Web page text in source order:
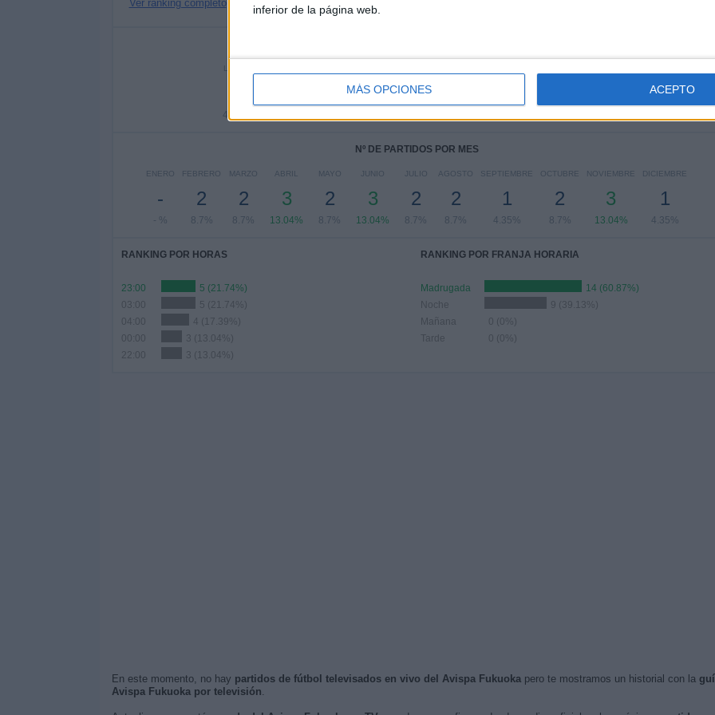
inferior de la página web.
MÁS OPCIONES ACEPTO
Ver ranking completo
4.35%
- -
Nº DE PARTIDOS POR MES
ENERO
-
- %
FEBRERO
2
8.7%
MARZO
2
8.7%
ABRIL
3
13.04%
MAYO
2
8.7%
JUNIO
3
13.04%
JULIO
2
8.7%
AGOSTO
2
8.7%
SEPTIEMBRE
1
4.35%
OCTUBRE
2
8.7%
NOVIEMBRE
3
13.04%
DICIEMBRE
1
4.35%
RANKING POR HORAS
23:00
5 (21.74%)
03:00
5 (21.74%)
4 (17.39%)
3 (13.04%)
22:00
3 (13.04%)
RANKING POR FRANJA HORARIA
Madrugada
14 (60.87%)
Noche
9 (39.13%)
Mañana
0 (0%)
Tarde
0 (0%)
En este momento, no hay partidos de fútbol televisados en vivo del Avispa Fukuokapero te mostramos un historial con la
Avispa Fukuoka por televisión.